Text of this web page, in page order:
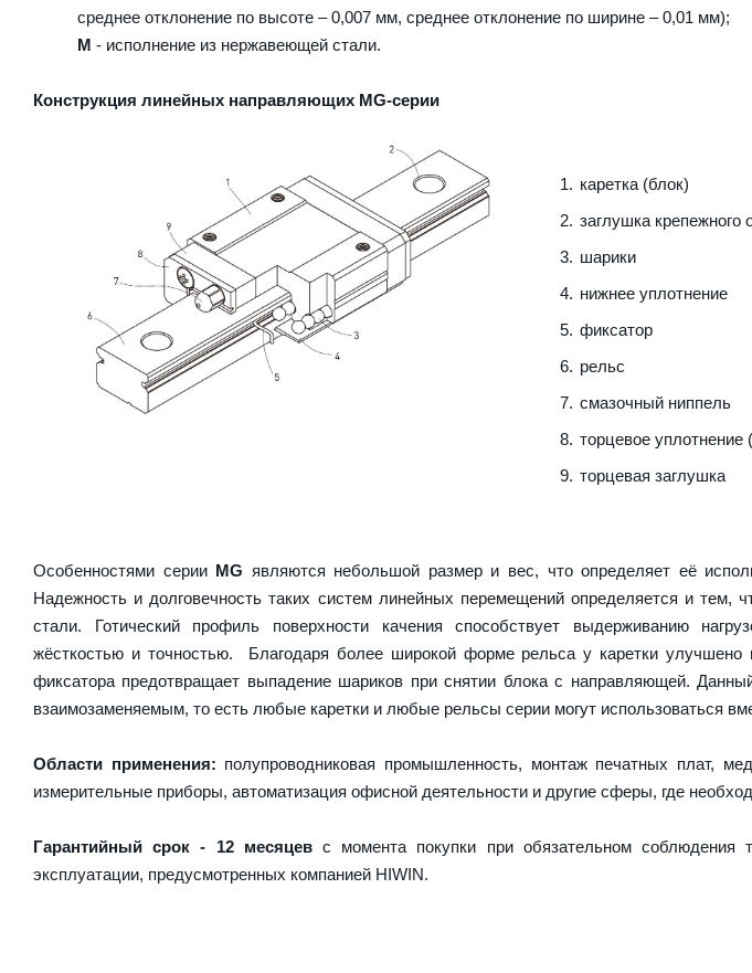
среднее отклонение по высоте – 0,007 мм, среднее отклонение по ширине – 0,01 мм);
M - исполнение из нержавеющей стали.
Конструкция линейных направляющих MG-серии
каретка (блок)
заглушка крепежного
шарики
нижнее уплотнение
фиксатор
рельс
смазочный ниппель
торцевое уплотнение
торцевая заглушка
Особенностями серии MG являются небольшой размер и вес, что определяет её
Надежность и долговечность таких систем линейных перемещений определяется и тем,
стали. Готический профиль поверхности качения способствует выдерживанию
жёсткостью и точностью. Благодаря более широкой форме рельса у каретки улучшено
фиксатора предотвращает выпадение шариков при снятии блока с направляющей.
взаимозаменяемым, то есть любые каретки и любые рельсы серии могут использоваться
Области применения: полупроводниковая промышленность, монтаж печатных плат,
измерительные приборы, автоматизация офисной деятельности и другие сферы, где
Гарантийный срок - 12 месяцевс момента покупки при обязательном соблюдения
эксплуатации, предусмотренных компанией HIWIN.